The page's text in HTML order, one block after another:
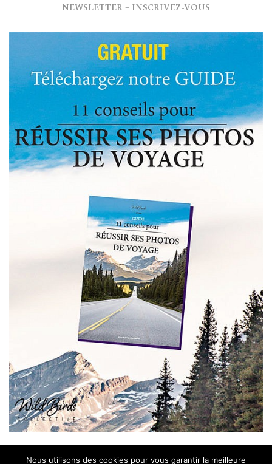
NEWSLETTER – INSCRIVEZ-VOUS
Nous utilisons des cookies pour vous garantir la meilleure